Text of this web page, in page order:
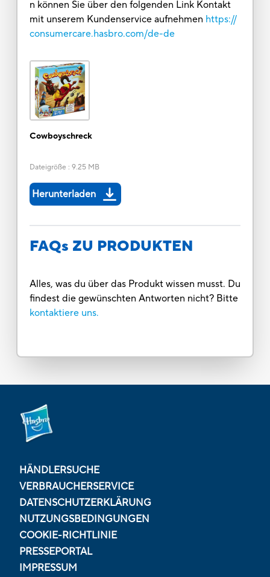
n können Sie über den folgenden Link Kontakt
mit unserem Kundenservice aufnehmen https://
consumercare.hasbro.com/de-de
Cowboyschreck
Dateigröße : 9.25 MB
Herunterladen
FAQs ZU PRODUKTEN
Alles, was du über das Produkt wissen musst. Du
findest die gewünschten Antworten nicht? Bitte
kontaktiere uns.
HÄNDLERSUCHE
VERBRAUCHERSERVICE
DATENSCHUTZERKLÄRUNG
NUTZUNGSBEDINGUNGEN
COOKIE-RICHTLINIE
PRESSEPORTAL
IMPRESSUM